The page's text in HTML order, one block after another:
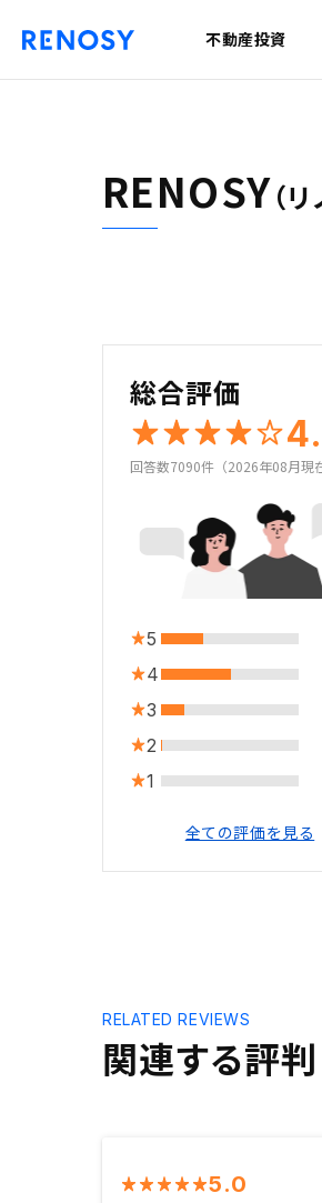
不動産投資
RENOSY（
総合評価
回答数7090件（2026年08月現
5
4
3
2
1
全ての評価を見る
関連する評判
RELATED REVIEWS
5.0